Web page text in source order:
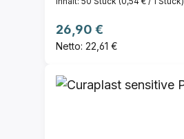
Regulärer Preis:
26,90 €
Netto: 22,61 €